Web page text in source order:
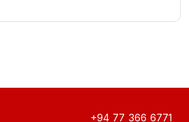
+94 77 366 6771